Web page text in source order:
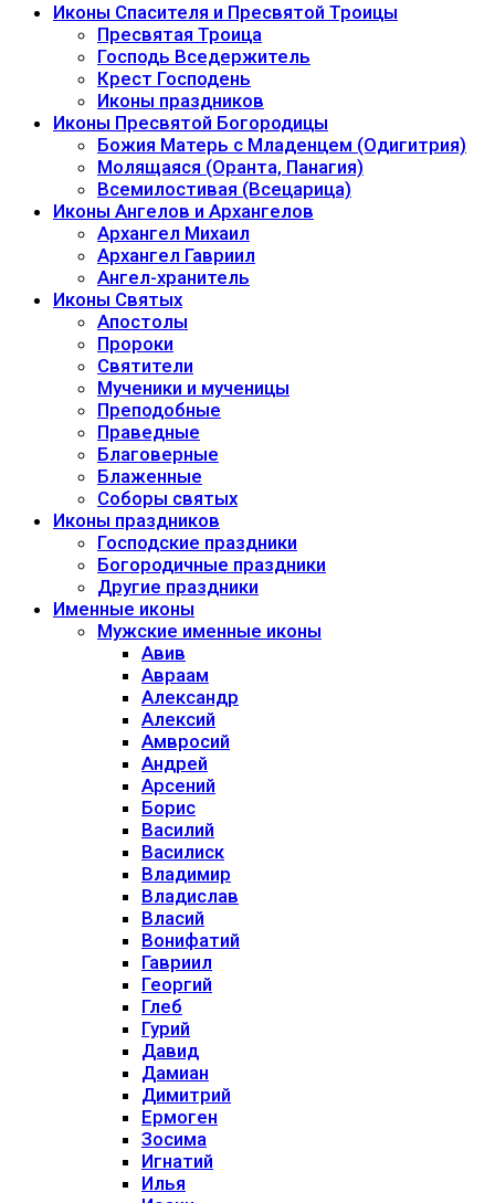
Иконы Спасителя и Пресвятой Троицы
Пресвятая Троица
Господь Вседержитель
Крест Господень
Иконы праздников
Иконы Пресвятой Богородицы
Божия Матерь с Младенцем (Одигитрия)
Молящаяся (Оранта, Панагия)
Всемилостивая (Всецарица)
Иконы Ангелов и Архангелов
Архангел Михаил
Архангел Гавриил
Ангел-хранитель
Иконы Святых
Апостолы
Пророки
Святители
Мученики и мученицы
Преподобные
Праведные
Благоверные
Блаженные
Соборы святых
Иконы праздников
Господские праздники
Богородичные праздники
Другие праздники
Именные иконы
Мужские именные иконы
Авив
Авраам
Александр
Алексий
Амвросий
Андрей
Арсений
Борис
Василий
Василиск
Владимир
Владислав
Власий
Вонифатий
Гавриил
Георгий
Глеб
Гурий
Давид
Дамиан
Димитрий
Ермоген
Зосима
Игнатий
Илья